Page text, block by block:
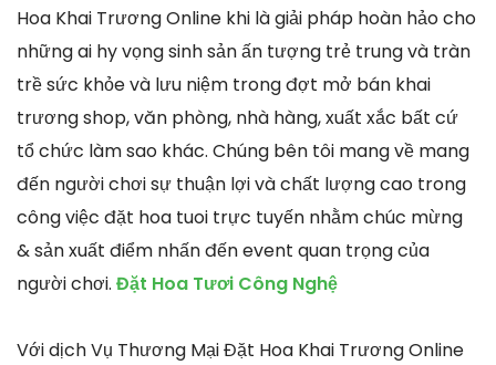
Hoa Khai Trương Online khi là giải pháp hoàn hảo cho
những ai hy vọng sinh sản ấn tượng trẻ trung và tràn
trề sức khỏe và lưu niệm trong đợt mở bán khai
trương shop, văn phòng, nhà hàng, xuất xắc bất cứ
tổ chức làm sao khác. Chúng bên tôi mang về mang
đến người chơi sự thuận lợi và chất lượng cao trong
công việc đặt hoa tuoi trực tuyến nhằm chúc mừng
& sản xuất điểm nhấn đến event quan trọng của
người chơi. Đặt Hoa Tươi Công Nghệ
Với dịch Vụ Thương Mại Đặt Hoa Khai Trương Online